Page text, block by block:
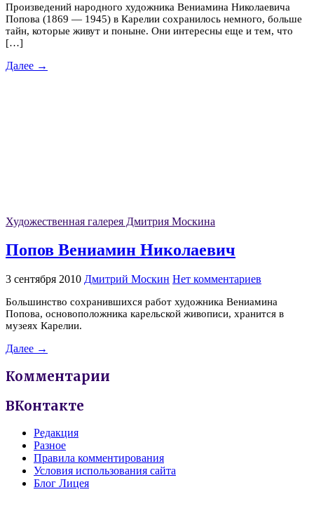
Произведений народного художника Вениамина Николаевича
Попова (1869 — 1945) в Карелии сохранилось немного, больше
тайн, которые живут и поныне. Они интересны еще и тем, что
[…]
Далее →
Художественная галерея Дмитрия Москина
Попов Вениамин Николаевич
3 сентября 2010 Дмитрий Москин Нет комментариев
Большинство сохранившихся работ художника Вениамина
Попова, основоположника карельской живописи, хранится в
музеях Карелии.
Далее →
Комментарии
ВКонтакте
Редакция
Разное
Правила комментирования
Условия использования сайта
Блог Лицея